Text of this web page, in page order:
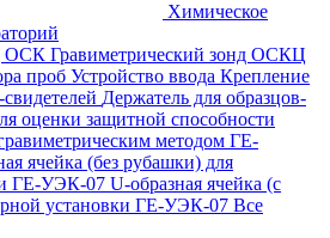
Химическое
ОСК Гравиметрический зонд ОСКЦ
проб Устройство ввода Крепление
Держатель для образцов-
оценки защитной способности
методом ГЕ-
ячейка (без рубашки) для
ГЕ-УЭК-07 U-образная ячейка (с
установки ГЕ-УЭК-07 Все